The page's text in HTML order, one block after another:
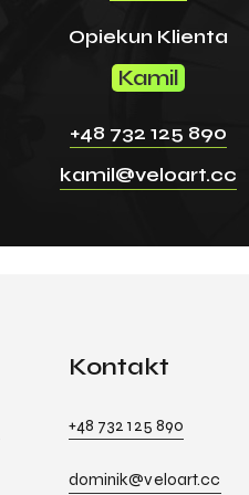
Opiekun Klienta
Kamil
+48 732 125 890
kamil@veloart.cc
Kontakt
+48 732 125 890
dominik@veloart.cc